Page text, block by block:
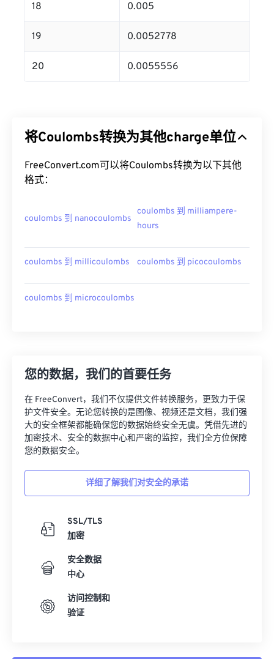
18 0.005
19 0.0052778
20 0.0055556
将Coulombs转换为其他charge单位
FreeConvert.com可以将Coulombs转换为以下其他
格式：
coulombs 到 nanocoulombs
coulombs 到 milliampere-
hours
coulombs 到 millicoulombs coulombs 到 picocoulombs
coulombs 到 microcoulombs
您的数据，我们的首要任务
在 FreeConvert，我们不仅提供文件转换服务，更致力于保
护文件安全。无论您转换的是图像、视频还是文档，我们强
大的安全框架都能确保您的数据始终安全无虞。凭借先进的
加密技术、安全的数据中心和严密的监控，我们全方位保障
您的数据安全。
详细了解我们对安全的承诺
SSL/TLS
加密
安全数据
中心
访问控制和
验证